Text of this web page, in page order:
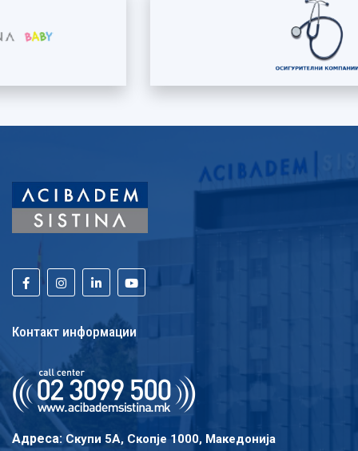
Контакт информации
Адреса: Скупи 5A, Скопје 1000, Македонија